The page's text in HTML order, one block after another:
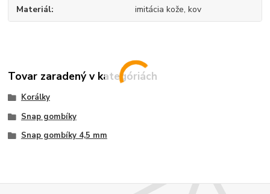
Materiál imitácia kože, kov
Tovar zaradený v kategóriách
Korálky
Snap gombíky
Snap gombíky 4,5 mm